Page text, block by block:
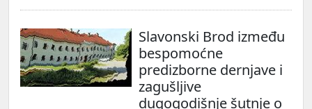
Slavonski Brod između
bespomoćne
predizborne dernjave i
zagušljive
dugogodišnje šutnje o